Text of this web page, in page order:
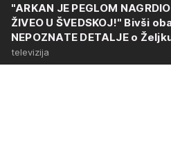
"ARKAN JE PEGLOM
ŽIVEO U ŠVEDSKOJ!" Bivši
NEPOZNATE DETALJE o
televizija